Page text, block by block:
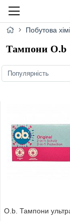
Побутова
Тампони O.b
O.b. Тампони